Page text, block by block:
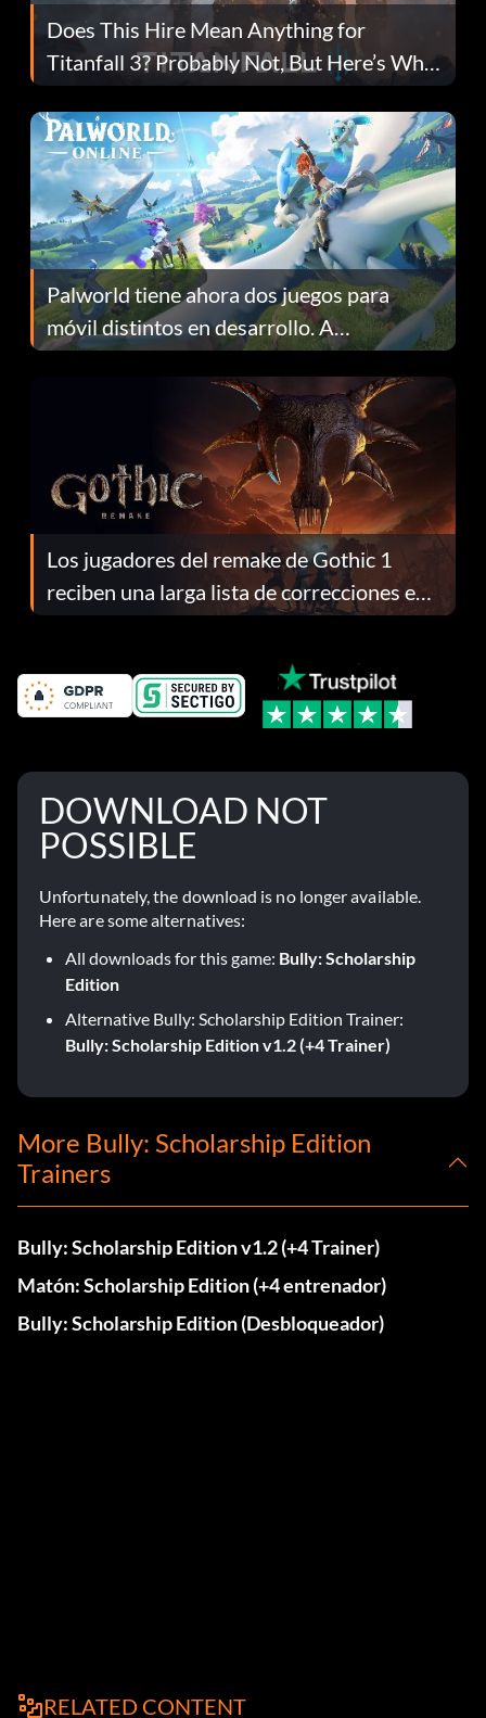
Does This Hire Mean Anything for
Titanfall 3? Probably Not, But Here’s Why
Fans Are Hopeful
Palworld tiene ahora dos juegos para
móvil distintos en desarrollo. A
continuación te explicamos por qué.
Los jugadores del remake de Gothic 1
reciben una larga lista de correcciones en
el parche 1.0.4
DOWNLOAD NOT
POSSIBLE
Unfortunately, the download is no longer available.
Here are some alternatives:
All downloads for this game: Bully: Scholarship
Edition
Alternative Bully: Scholarship Edition Trainer:
Bully: Scholarship Edition v1.2 (+4 Trainer)
More Bully: Scholarship Edition
Trainers
Bully: Scholarship Edition v1.2 (+4 Trainer)
Matón: Scholarship Edition (+4 entrenador)
Bully: Scholarship Edition (Desbloqueador)
RELATED CONTENT